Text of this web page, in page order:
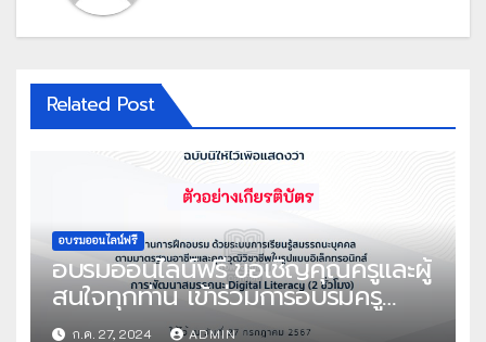
Related Post
อบรมออนไลน์ฟรี
อบรมออนไลน์ฟรี ขอเชิญคุณครูและผู้
สนใจทุกท่าน เข้าร่วมการอบรมครู
ด้วยระบบออนไลน์ หลักสูตร การ
ก.ค. 27, 2024 ADMIN